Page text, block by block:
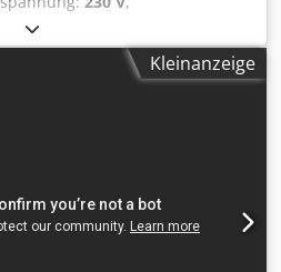
, DGUV geprüft bis:
,
, Mit dem HUB1ROLL
schwerer und
Dodpfxjw S Slze Agrjck
fahrbar Hebehöhe:
Kleinanzeige